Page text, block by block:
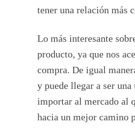
tener una relación más
Lo más interesante
producto, ya que nos
compra. De igual
y puede llegar a ser
importar al mercado al
hacia un mejor camino